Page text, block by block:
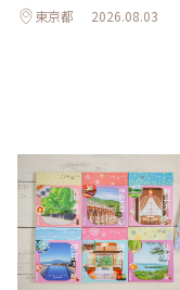
東京都 2026.08.03